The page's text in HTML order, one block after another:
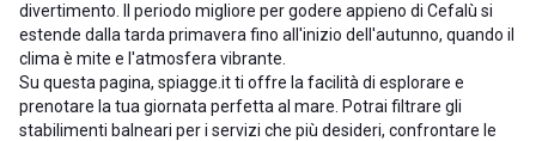
divertimento. Il periodo migliore per godere appieno di Cefalù si
estende dalla tarda primavera fino all'inizio dell'autunno, quando il
clima è mite e l'atmosfera vibrante.
Su questa pagina, spiagge.it ti offre la facilità di esplorare e
prenotare la tua giornata perfetta al mare. Potrai filtrare gli
stabilimenti balneari per i servizi che più desideri, confrontare le